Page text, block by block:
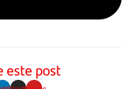
este post